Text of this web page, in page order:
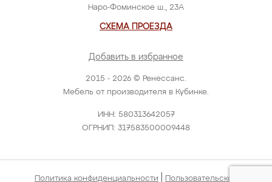
2015 - 2026 © Ренессанс.
Мебель от производителя в Кубинке.
ИНН: 580313642057
ОГРНИП: 317583500009448
Наро-Фоминское ш., 23А
СХЕМА ПРОЕЗДА
Добавить в избранное
Политика конфиденциальности Пользовательское